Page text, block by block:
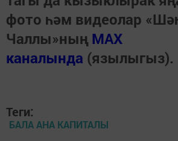
фото һәм видеолар
Чаллы»ның MAX
каналында (язылыгыз).
Теги:
БАЛА АНА КАПИТАЛЫ